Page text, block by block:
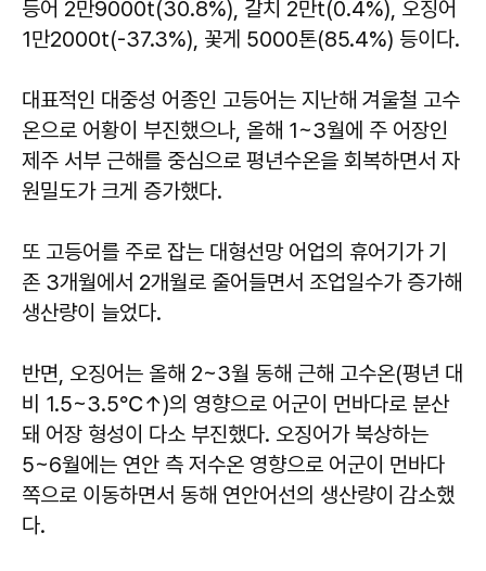
등어 2만9000t(30.8%), 갈치 2만t(0.4%), 오징어
1만2000t(-37.3%), 꽃게 5000톤(85.4%) 등이다.
대표적인 대중성 어종인 고등어는 지난해 겨울철 고수
온으로 어황이 부진했으나, 올해 1~3월에 주 어장인
제주 서부 근해를 중심으로 평년수온을 회복하면서 자
원밀도가 크게 증가했다.
또 고등어를 주로 잡는 대형선망 어업의 휴어기가 기
존 3개월에서 2개월로 줄어들면서 조업일수가 증가해
생산량이 늘었다.
반면, 오징어는 올해 2~3월 동해 근해 고수온(평년 대
비 1.5~3.5℃↑)의 영향으로 어군이 먼바다로 분산
돼 어장 형성이 다소 부진했다. 오징어가 북상하는
5~6월에는 연안 측 저수온 영향으로 어군이 먼바다
쪽으로 이동하면서 동해 연안어선의 생산량이 감소했
다.